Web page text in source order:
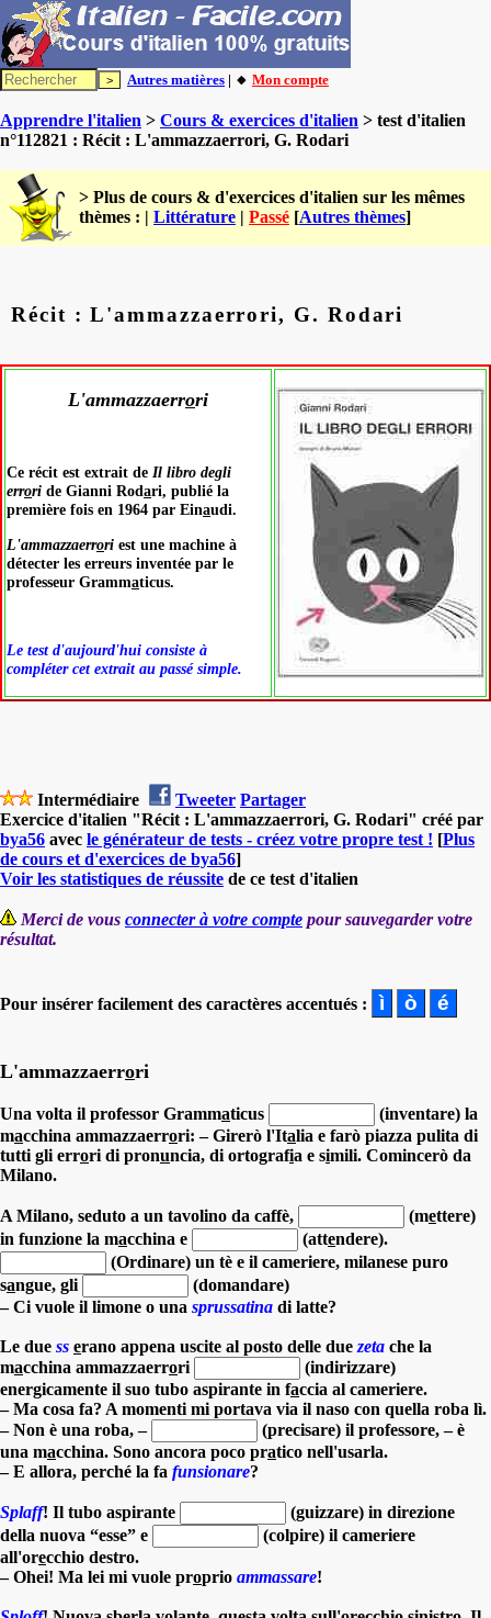
Autres matières | 🔸 Mon compte
Apprendre l'italien > Cours & exercices d'italien > test d'italien
n°112821 : Récit : L'ammazzaerrori, G. Rodari
> Plus de cours & d'exercices d'italien sur les mêmes
thèmes : | Littérature | Passé [Autres thèmes]
Récit : L'ammazzaerrori, G. Rodari
L'ammazzaerrori
Ce récit est extrait de Il libro degli
errori de Gianni Rodari, publié la
première fois en 1964 par Einaudi.
L'ammazzaerrori est une machine à
détecter les erreurs inventée par le
professeur Grammaticus.
Le test d'aujourd'hui consiste à
compléter cet extrait au passé simple.
Intermédiaire Tweeter Partager
Exercice d'italien "Récit : L'ammazzaerrori, G. Rodari" créé par
bya56 avec le générateur de tests - créez votre propre test ! [Plus
de cours et d'exercices de bya56]
Voir les statistiques de réussite de ce test d'italien
Merci de vous connecter à votre compte pour sauvegarder votre
résultat.
Pour insérer facilement des caractères accentués :
L'ammazzaerrori
Una volta il professor Grammaticus
(inventare) la
macchina ammazzaerrori: – Girerò l'Italia e farò piazza pulita di
tutti gli errori di pronuncia, di ortografia e simili. Comincerò da
Milano.
A Milano, seduto a un tavolino da caffè, (mettere)
in funzione la macchina e (attendere).
(Ordinare) un tè e il cameriere, milanese puro
sangue, gli
(domandare)
– Ci vuole il limone o una sprussatina di latte?
Le due ss erano appena uscite al posto delle due zeta che la
macchina ammazzaerrori
(indirizzare)
energicamente il suo tubo aspirante in faccia al cameriere.
– Ma cosa fa? A momenti mi portava via il naso con quella roba lì.
– Non è una roba, –
(precisare) il professore, – è
una macchina. Sono ancora poco pratico nell'usarla.
– E allora, perché la fa funsionare?
Splaff! Il tubo aspirante
(guizzare) in direzione
della nuova “esse” e
(colpire) il cameriere
all'orecchio destro.
– Ohei! Ma lei mi vuole proprio ammassare!